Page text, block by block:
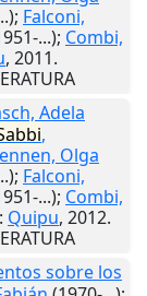
Falconi,
...); Combi,
, 2011.
Adela
,
Olga
Falconi,
...); Combi,
: Quipu, 2012.
sobre los